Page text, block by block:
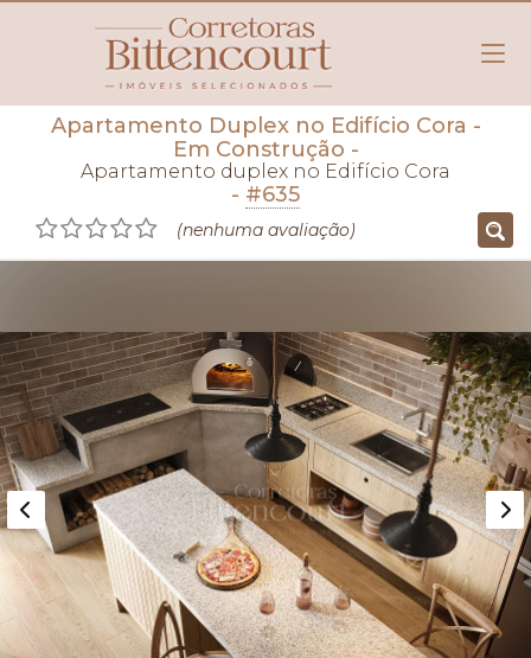
Apartamento Duplex no Edifício Cora -
Em Construção -
Apartamento duplex no Edifício Cora
- #635
(nenhuma avaliação)